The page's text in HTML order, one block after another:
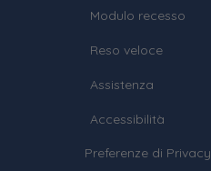
Modulo recesso
Reso veloce
Assistenza
Accessibilità
Preferenze di Privacy